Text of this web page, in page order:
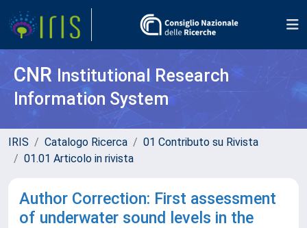
CNR Institutional Research
Information System
IRIS Catalogo Ricerca
01 Contributo su Rivista
01.01 Articolo in rivista
Author Correction: First assessment
of underwater sound levels in the